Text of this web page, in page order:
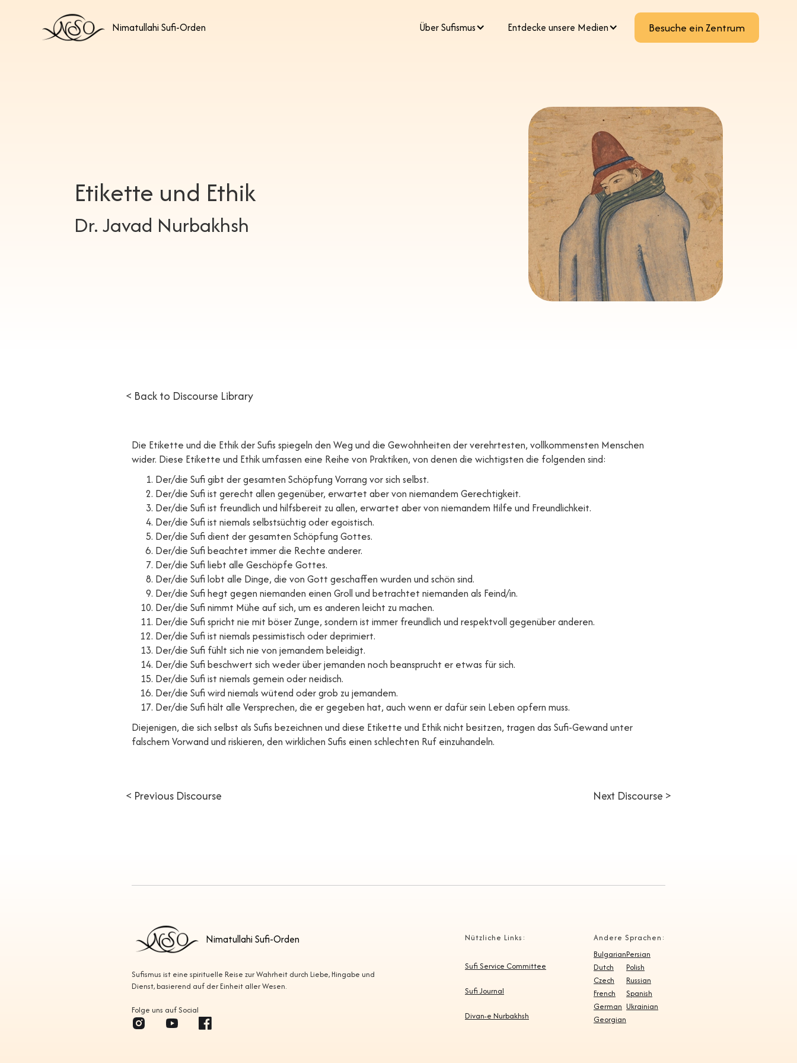
Nimatullahi Sufi-Orden ​Über Sufismus Entdecke unsere Medien Besuche ein Zentrum
Etikette und Ethik
Dr. Javad Nurbakhsh
< Back to Discourse Library
Die Etikette und die Ethik der Sufis spiegeln den Weg und die Gewohnheiten der verehrtesten, vollkommensten Menschen
wider. Diese Etikette und Ethik umfassen eine Reihe von Praktiken, von denen die wichtigsten die folgenden sind:
Der/die Sufi gibt der gesamten Schöpfung Vorrang vor sich selbst.
Der/die Sufi ist gerecht allen gegenüber, erwartet aber von niemandem Gerechtigkeit.
Der/die Sufi ist freundlich und hilfsbereit zu allen, erwartet aber von niemandem Hilfe und Freundlichkeit.
Der/die Sufi ist niemals selbstsüchtig oder egoistisch.
Der/die Sufi dient der gesamten Schöpfung Gottes.
Der/die Sufi beachtet immer die Rechte anderer.
Der/die Sufi liebt alle Geschöpfe Gottes.
Der/die Sufi lobt alle Dinge, die von Gott geschaffen wurden und schön sind.
Der/die Sufi hegt gegen niemanden einen Groll und betrachtet niemanden als Feind/in.
Der/die Sufi nimmt Mühe auf sich, um es anderen leicht zu machen.
Der/die Sufi spricht nie mit böser Zunge, sondern ist immer freundlich und respektvoll gegenüber anderen.
Der/die Sufi ist niemals pessimistisch oder deprimiert.
Der/die Sufi fühlt sich nie von jemandem beleidigt.
Der/die Sufi beschwert sich weder über jemanden noch beansprucht er etwas für sich.
Der/die Sufi ist niemals gemein oder neidisch.
Der/die Sufi wird niemals wütend oder grob zu jemandem.
Der/die Sufi hält alle Versprechen, die er gegeben hat, auch wenn er dafür sein Leben opfern muss.
Diejenigen, die sich selbst als Sufis bezeichnen und diese Etikette und Ethik nicht besitzen, tragen das Sufi-Gewand unter
falschem Vorwand und riskieren, den wirklichen Sufis einen schlechten Ruf einzuhandeln.
< Previous Discourse Next Discourse >
Nimatullahi Sufi-Orden
Sufismus ist eine spirituelle Reise zur Wahrheit durch Liebe, Hingabe und
Dienst, basierend auf der Einheit aller Wesen.
Folge uns auf Social
Nützliche Links:
Sufi Service Committee
Sufi Journal
Divan-e Nurbakhsh
Andere Sprachen:
Bulgarian
Dutch
Czech
French
German
Georgian
Persian
Polish
Russian
Spanish
Ukrainian